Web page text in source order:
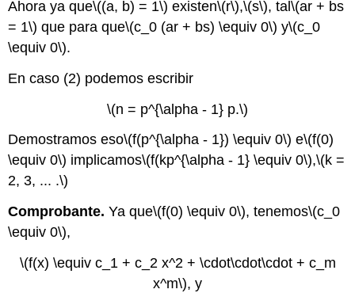
Ahora ya que\((a, b) = 1\) existen\(r\),\(s\), tal\(ar + bs
= 1\) que para que\(c_0 (ar + bs) \equiv 0\) y\(c_0
\equiv 0\).
En caso (2) podemos escribir
\(n = p^{\alpha - 1} p.\)
Demostramos eso\(f(p^{\alpha - 1}) \equiv 0\) e\(f(0)
\equiv 0\) implicamos\(f(kp^{\alpha - 1} \equiv 0\),\(k =
2, 3, ... .\)
Comprobante.Ya que\(f(0) \equiv 0\), tenemos\(c_0
\equiv 0\),
\(f(x) \equiv c_1 + c_2 x^2 + \cdot\cdot\cdot + c_m
x^m\), y